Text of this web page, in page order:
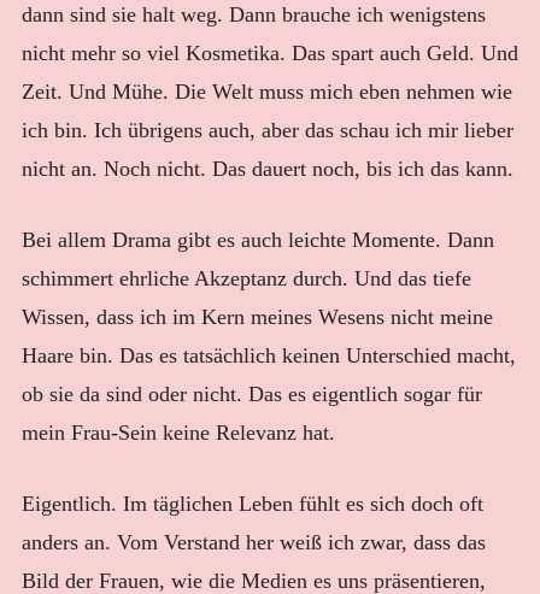
dann sind sie halt weg. Dann brauche ich wenigstens
nicht mehr so viel Kosmetika. Das spart auch Geld. Und
Zeit. Und Mühe. Die Welt muss mich eben nehmen wie
ich bin. Ich übrigens auch, aber das schau ich mir lieber
nicht an. Noch nicht. Das dauert noch, bis ich das kann.
Bei allem Drama gibt es auch leichte Momente. Dann
schimmert ehrliche Akzeptanz durch. Und das tiefe
Wissen, dass ich im Kern meines Wesens nicht meine
Haare bin. Das es tatsächlich keinen Unterschied macht,
ob sie da sind oder nicht. Das es eigentlich sogar für
mein Frau-Sein keine Relevanz hat.
Eigentlich. Im täglichen Leben fühlt es sich doch oft
anders an. Vom Verstand her weiß ich zwar, dass das
Bild der Frauen, wie die Medien es uns präsentieren,